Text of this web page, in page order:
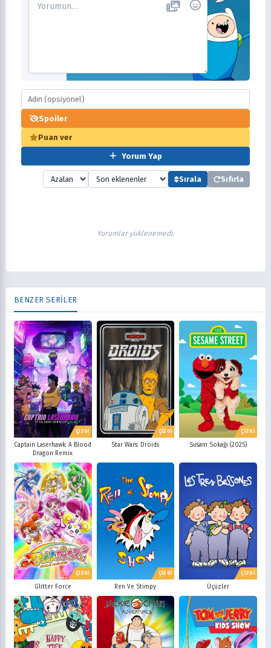
Spoiler
Puan ver
Yorum Yap
Sırala Sıfırla
Yorumlar yüklenemedi.
BENZER SERİLER
ÇİZGİ
Captain Laserhawk: A Blood
Dragon Remix
ÇİZGİ
Star Wars: Droids
ÇİZGİ
Susam Sokağı (2025)
ÇİZGİ
Glitter Force
ÇİZGİ
Ren Ve Stimpy
ÇİZGİ
Üçüzler